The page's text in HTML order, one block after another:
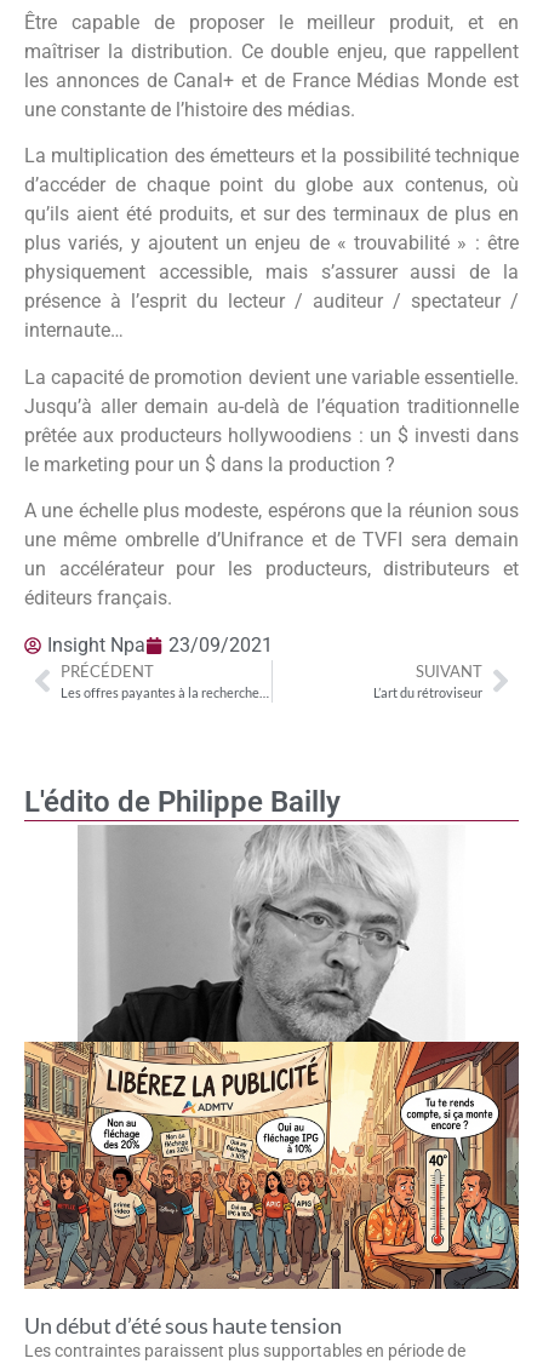
L'édito de Philippe Bailly
Un début d’été sous haute tension
Les contraintes paraissent plus supportables en période de
Être capable de proposer le meilleur produit, et en
maîtriser la distribution. Ce double enjeu, que rappellent
les annonces de Canal+ et de France Médias Monde est
une constante de l’histoire des médias.
La multiplication des émetteurs et la possibilité technique
d’accéder de chaque point du globe aux contenus, où
qu’ils aient été produits, et sur des terminaux de plus en
plus variés, y ajoutent un enjeu de « trouvabilité » : être
physiquement accessible, mais s’assurer aussi de la
présence à l’esprit du lecteur / auditeur / spectateur /
internaute…
La capacité de promotion devient une variable essentielle.
Jusqu’à aller demain au-delà de l’équation traditionnelle
prêtée aux producteurs hollywoodiens : un $ investi dans
le marketing pour un $ dans la production ?
A une échelle plus modeste, espérons que la réunion sous
une même ombrelle d’Unifrance et de TVFI sera demain
un accélérateur pour les producteurs, distributeurs et
éditeurs français.
Insight Npa 23/09/2021
PRÉCÉDENT SUIVANT
L’art du rétroviseur